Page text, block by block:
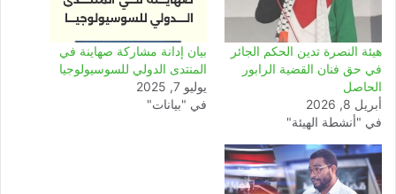
هيئة النصرة تدين الحكم الجائر
في حق فنان القضية الرابور
الحاصل
أبريل 8, 2026
في "أنشطة الهيئة"
بيان إدانة مشاركة صهاينة في
المنتدى الدولي للسوسيولوجيا
يوليو 7, 2025
في "بيانات"